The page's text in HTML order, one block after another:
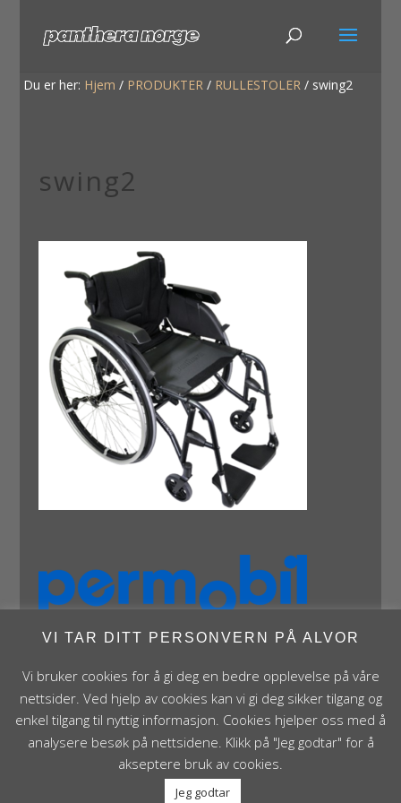
Du er her: Hjem / PRODUKTER / RULLESTOLER / swing2
swing2
Panthera Norge AS • Røykenveien 142A • NO - 1386
Asker • Norge • post@panthera.no • Tlf: 90 24 55 55 •
Org.nr. NO 995 824 841 MVA Foretaksregisteret
VI TAR DITT PERSONVERN PÅ ALVOR
Vi bruker cookies for å gi deg en bedre opplevelse på våre
nettsider. Ved hjelp av cookies kan vi gi deg sikker tilgang og
enkel tilgang til nyttig informasjon. Cookies hjelper oss med å
analysere besøk på nettsidene. Klikk på "Jeg godtar" for å
akseptere bruk av cookies.
Jeg godtar